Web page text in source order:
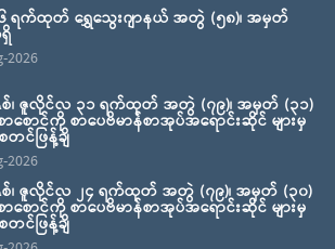
၆ ရက်ထုတ် ရွှေသွေးဂျာနယ် အတွဲ (၅၈)၊ အမှတ်
2026
စ်၊ ဇူလိုင်လ ၃၁ ရက်ထုတ် အတွဲ (၇၉)၊ အမှတ် (၃၁)
ာစောင်ကို စာပေဗိမာန်စာအုပ်အရောင်းဆိုင် များမှ
င်ဖြန့်ချိ
2026
စ်၊ ဇူလိုင်လ ၂၄ ရက်ထုတ် အတွဲ (၇၉)၊ အမှတ် (၃၀)
ာစောင်ကို စာပေဗိမာန်စာအုပ်အရောင်းဆိုင် များမှ
င်ဖြန့်ချိ